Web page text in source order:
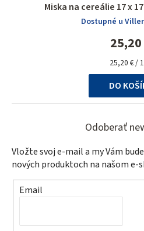
Miska na cereálie 17 x
Dostupné u
cena:
25,20 € /
DO
Odoberať
Vložte svoj e-mail a my Vám
nových produktoch na našom e-
Email